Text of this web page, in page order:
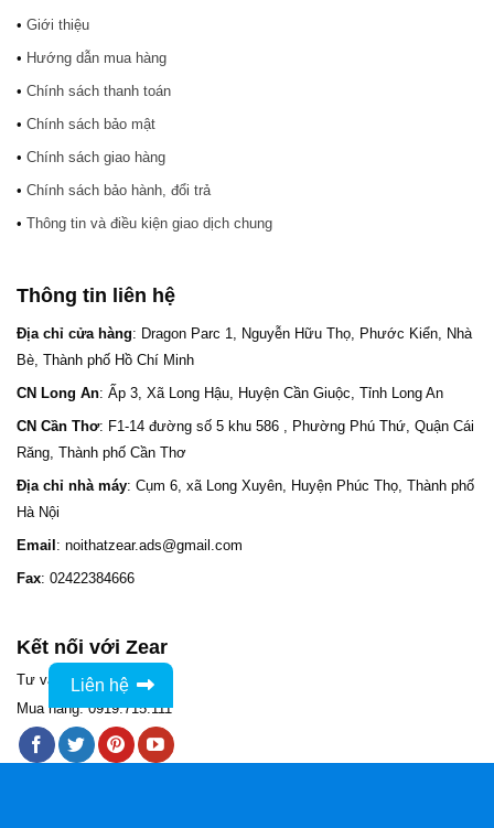
• Giới thiệu
• Hướng dẫn mua hàng
• Chính sách thanh toán
• Chính sách bảo mật
• Chính sách giao hàng
• Chính sách bảo hành, đổi trả
• Thông tin và điều kiện giao dịch chung
Thông tin liên hệ
Địa chỉ cửa hàng: Dragon Parc 1, Nguyễn Hữu Thọ, Phước Kiển, Nhà
Bè, Thành phố Hồ Chí Minh
CN Long An: Ấp 3, Xã Long Hậu, Huyện Cần Giuộc, Tỉnh Long An
CN Cần Thơ: F1-14 đường số 5 khu 586 , Phường Phú Thứ, Quận Cái
Răng, Thành phố Cần Thơ
Địa chỉ nhà máy: Cụm 6, xã Long Xuyên, Huyện Phúc Thọ, Thành phố
Hà Nội
Email : noithatzear.ads@gmail.com
Fax: 02422384666
Kết nối với Zear
Tư vấn: 0965.525.528
Mua hàng: 0919.715.111
Liên hệ
Nhắn tin Zalo